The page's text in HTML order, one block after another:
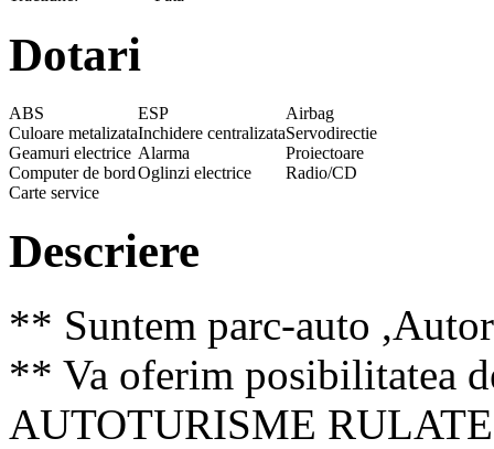
Dotari
ABS ESP
Airbag
Culoare metalizataInchidere centralizataServodirectie
Geamuri electrice Alarma
Proiectoare
Computer de bordOglinzi electrice
Radio/CD
Carte service
Descriere
** Suntem parc-auto
** Va oferim posibilitatea
AUTOTURISME